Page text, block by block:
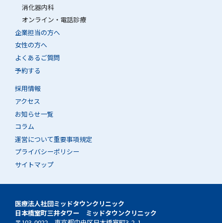
消化器内科
オンライン・電話診療
企業担当の方へ
女性の方へ
よくあるご質問
予約する
採用情報
アクセス
お知らせ一覧
コラム
運営について重要事項規定
プライバシーポリシー
サイトマップ
医療法人社団ミッドタウンクリニック
日本橋室町三井タワー ミッドタウンクリニック